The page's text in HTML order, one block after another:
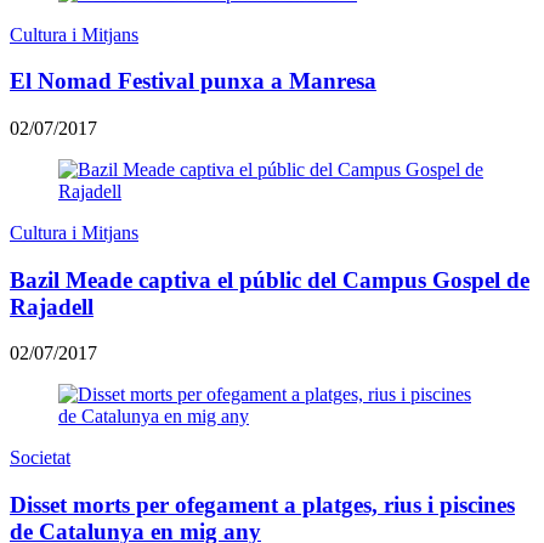
Cultura i Mitjans
El Nomad Festival punxa a Manresa
02/07/2017
Cultura i Mitjans
Bazil Meade captiva el públic del Campus Gospel de
Rajadell
02/07/2017
Societat
Disset morts per ofegament a platges, rius i piscines
de Catalunya en mig any